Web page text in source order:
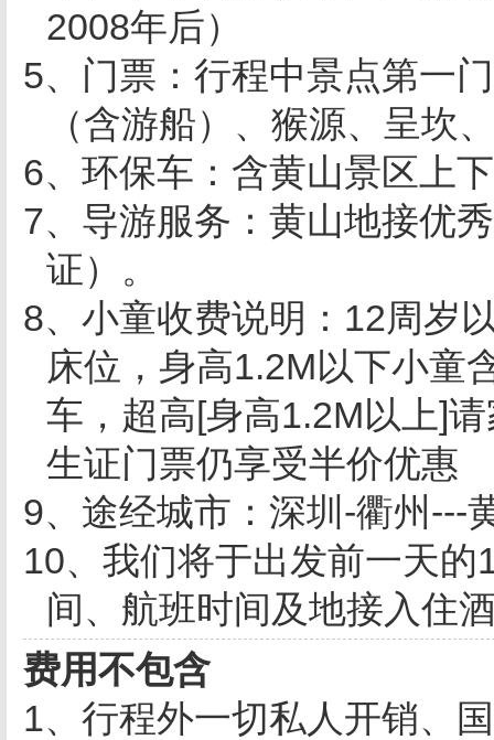
2008年后）
5、门票：行程中景点第一
（含游船）、猴源、呈坎
6、环保车：含黄山景区上
7、导游服务：黄山地接优
证）。
8、小童收费说明： 12周岁
床位，身高1.2M以下小童
车，超高[身高1.2M以上]
生证门票仍享受半价优惠
9、途经城市：深圳 -衢州 ---
10、我们将于出发前一天的
间、航班时间及地接入住
费用不包含
1、行程外一切私人开销、